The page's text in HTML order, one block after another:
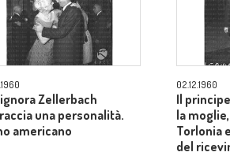
Zellerbach
una personalità.
americano
02.12.1960
Il
la
Torlonia
del